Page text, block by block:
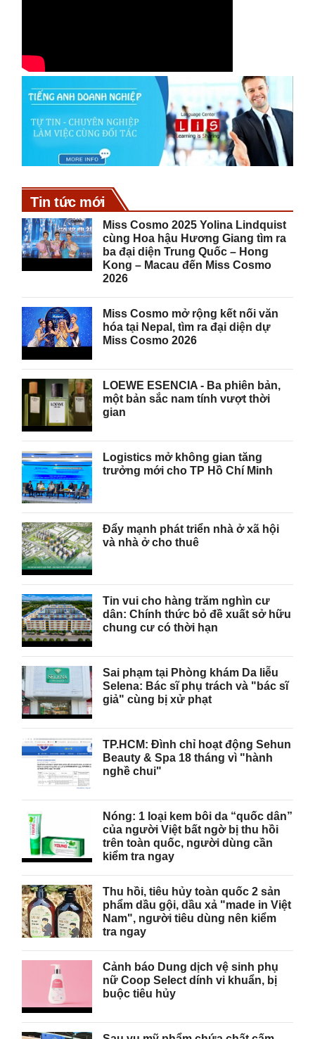
Tin tức mới
Miss Cosmo 2025 Yolina Lindquist
cùng Hoa hậu Hương Giang tìm ra
ba đại diện Trung Quốc – Hong
Kong – Macau đến Miss Cosmo
2026
Miss Cosmo mở rộng kết nối văn
hóa tại Nepal, tìm ra đại diện dự
Miss Cosmo 2026
LOEWE ESENCIA - Ba phiên bản,
một bản sắc nam tính vượt thời
gian
Logistics mở không gian tăng
trưởng mới cho TP Hồ Chí Minh
Đẩy mạnh phát triển nhà ở xã hội
và nhà ở cho thuê
Tin vui cho hàng trăm nghìn cư
dân: Chính thức bỏ đề xuất sở hữu
chung cư có thời hạn
Sai phạm tại Phòng khám Da liễu
Selena: Bác sĩ phụ trách và "bác sĩ
giả" cùng bị xử phạt
TP.HCM: Đình chỉ hoạt động Sehun
Beauty & Spa 18 tháng vì "hành
nghề chui"
Nóng: 1 loại kem bôi da “quốc dân”
của người Việt bất ngờ bị thu hồi
trên toàn quốc, người dùng cần
kiểm tra ngay
Thu hồi, tiêu hủy toàn quốc 2 sản
phẩm dầu gội, dầu xả "made in Việt
Nam", người tiêu dùng nên kiểm
tra ngay
Cảnh báo Dung dịch vệ sinh phụ
nữ Coop Select dính vi khuẩn, bị
buộc tiêu hủy